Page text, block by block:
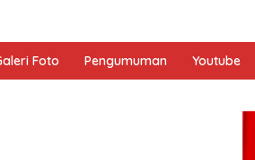
Foto Pengumuman Youtube